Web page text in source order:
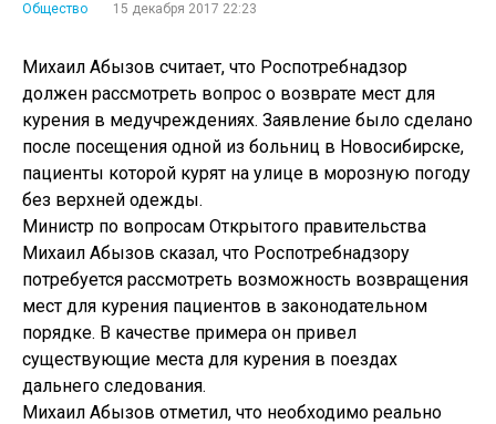
Общество 15 декабря 2017 22:23
Михаил Абызов считает, что Роспотребнадзор
должен рассмотреть вопрос о возврате мест для
курения в медучреждениях. Заявление было сделано
после посещения одной из больниц в Новосибирске,
пациенты которой курят на улице в морозную погоду
без верхней одежды.
Министр по вопросам Открытого правительства
Михаил Абызов сказал, что Роспотребнадзору
потребуется рассмотреть возможность возвращения
мест для курения пациентов в законодательном
порядке. В качестве примера он привел
существующие места для курения в поездах
дальнего следования.
Михаил Абызов отметил, что необходимо реально